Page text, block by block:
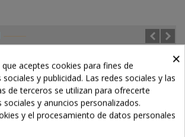
×
aceptes cookies para fines de
y publicidad. Las redes sociales y las
de terceros se utilizan para ofrecerte
y anuncios personalizados.
y el procesamiento de datos personales